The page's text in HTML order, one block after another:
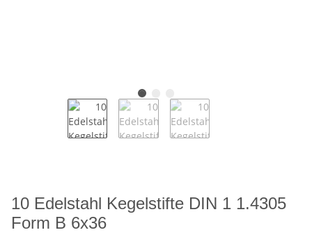
10 Edelstahl Kegelstifte DIN 1 1.4305
Form B 6x36